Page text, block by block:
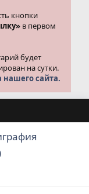
кнопки
в первом
будет
на сутки.
нашего сайта.